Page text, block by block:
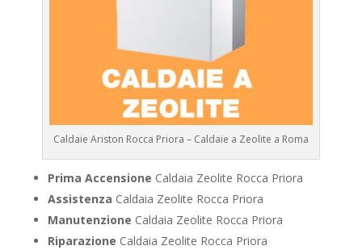
Caldaie Ariston Rocca Priora – Caldaie a Zeolite a Roma
Prima Accensione Caldaia Zeolite Rocca Priora
Assistenza Caldaia Zeolite Rocca Priora
Manutenzione Caldaia Zeolite Rocca Priora
Riparazione Caldaia Zeolite Rocca Priora